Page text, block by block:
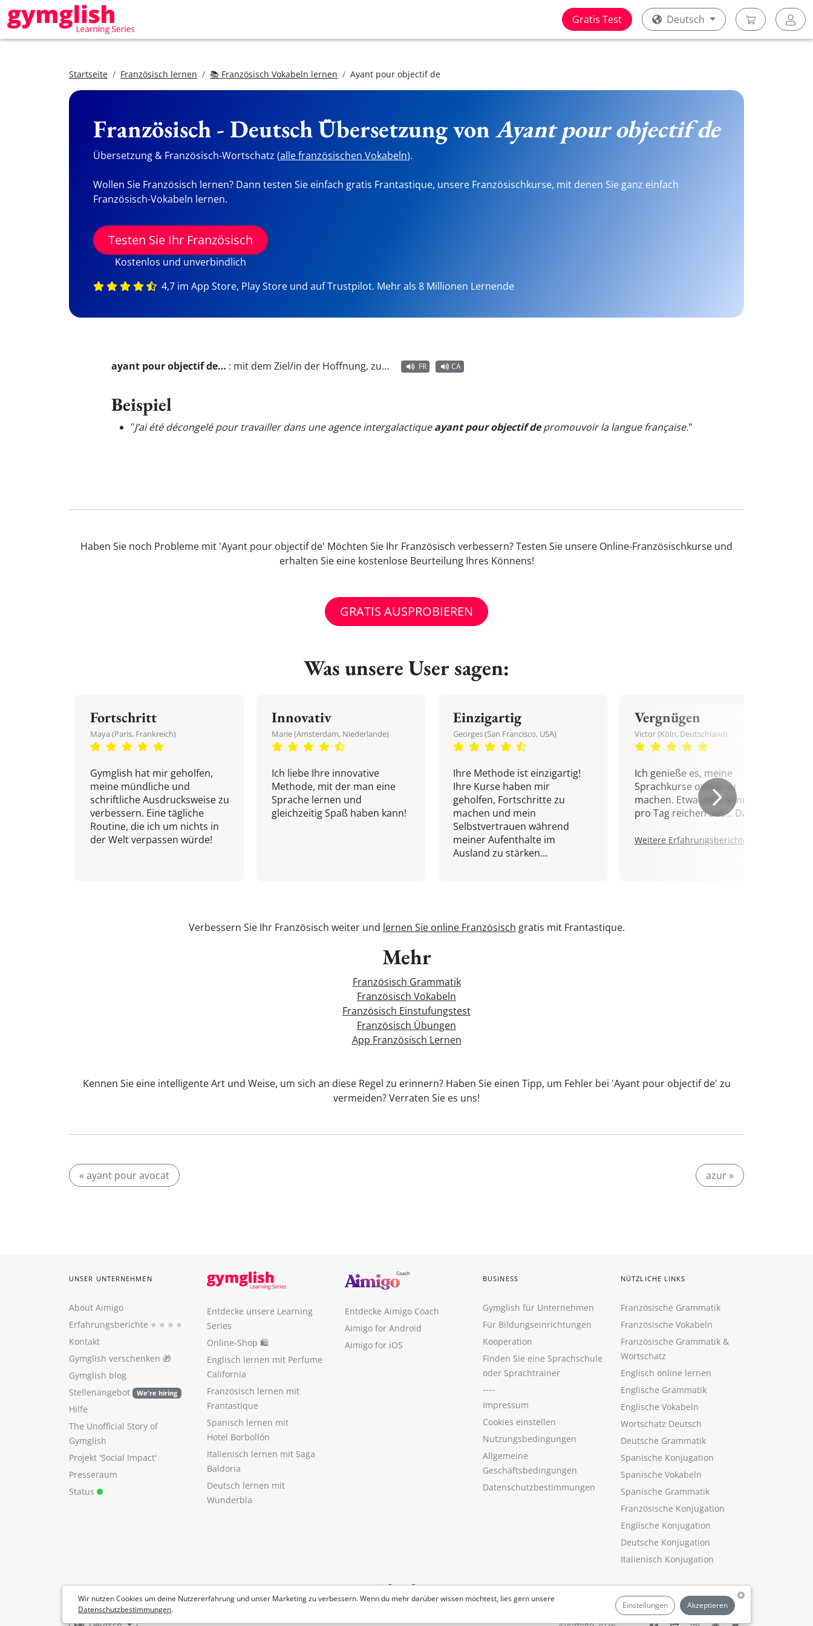
Gratis Test Deutsch
Startseite Französisch lernen 📚 Französisch Vokabeln lernen Ayant pour objectif de
Französisch - Deutsch Übersetzung vonAyant pour objectif de
Übersetzung & Französisch-Wortschatz (alle französischen Vokabeln).
Wollen Sie Französisch lernen? Dann testen Sie einfach gratis Frantastique, unsere Französischkurse, mit denen Sie ganz einfach
Französisch-Vokabeln lernen.
Testen Sie Ihr Französisch
Kostenlos und unverbindlich
4,7 im App Store, Play Store und auf Trustpilot. Mehr als 8 Millionen Lernende
ayant pour objectif de… : mit dem Ziel/in der Hoffnung, zu… FR CA
Beispiel
"J’ai été décongelé pour travailler dans une agence intergalactiqueayant pour objectif depromouvoir la langue française."
Haben Sie noch Probleme mit 'Ayant pour objectif de' Möchten Sie Ihr Französisch verbessern? Testen Sie unsere Online-Französischkurse und
erhalten Sie eine kostenlose Beurteilung Ihres Könnens!
GRATIS AUSPROBIEREN
Was unsere User sagen:
Fortschritt
Maya (Paris, Frankreich)
Gymglish hat mir geholfen,
meine mündliche und
schriftliche Ausdrucksweise zu
verbessern. Eine tägliche
Routine, die ich um nichts in
der Welt verpassen würde!
Innovativ
Marie (Amsterdam, Niederlande)
Ich liebe Ihre innovative
Methode, mit der man eine
Sprache lernen und
gleichzeitig Spaß haben kann!
Einzigartig
Georges (San Francisco, USA)
Ihre Methode ist einzigartig!
Ihre Kurse haben mir
geholfen, Fortschritte zu
machen und mein
Selbstvertrauen während
meiner Aufenthalte im
Ausland zu stärken...
Vergnügen
Victor (Köln, Deutschland)
Ich genieße es, meine
Sprachkurse online zu
machen. Etwa zehn Minuten
pro Tag reichen aus... Danke!
Weitere Erfahrungsberichte.
Verbessern Sie Ihr Französisch weiter und lernen Sie online Französisch gratis mit Frantastique.
Mehr
Französisch Grammatik
Französisch Vokabeln
Französisch Einstufungstest
Französisch Übungen
App Französisch Lernen
Kennen Sie eine intelligente Art und Weise, um sich an diese Regel zu erinnern? Haben Sie einen Tipp, um Fehler bei 'Ayant pour objectif de' zu
vermeiden? Verraten Sie es uns!
« ayant pour avocat azur »
Wir nutzen Cookies um deine Nutzererfahrung und unser Marketing zu verbessern. Wenn du mehr darüber wissen möchtest, lies gern unsere
Datenschutzbestimmungen. Einstellungen Akzeptieren
UNSER UNTERNEHMEN
About Aimigo
Erfahrungsberichte ⭐️ ⭐️ ⭐️ ⭐️
Kontakt
Gymglish verschenken 🎁
Gymglish blog
Stellenangebot
We're hiring
Hilfe
The Unofficial Story of
Gymglish
Projekt 'Social Impact'
Presseraum
Status
Entdecke unsere Learning
Series
Online-Shop 🛍
Englisch lernen mit Perfume
California
Französisch lernen mit
Frantastique
Spanisch lernen mit
Hotel Borbollón
Italienisch lernen mit Saga
Baldoria
Deutsch lernen mit
Wunderbla
Entdecke Aimigo Coach
Aimigo for Android
Aimigo for iOS
BUSINESS
Gymglish für Unternehmen
Für Bildungseinrichtungen
Kooperation
Finden Sie eine Sprachschule
oder Sprachtrainer
----
Impressum
Cookies einstellen
Nutzungsbedingungen
Allgemeine
Geschäftsbedingungen
Datenschutzbestimmungen
NÜTZLICHE LINKS
Französische Grammatik
Französische Vokabeln
Französische Grammatik &
Wortschatz
Englisch online lernen
Englische Grammatik
Englische Vokabeln
Wortschatz Deutsch
Deutsche Grammatik
Spanische Konjugation
Spanische Vokabeln
Spanische Grammatik
Französische Konjugation
Englische Konjugation
Deutsche Konjugation
Italienisch Konjugation